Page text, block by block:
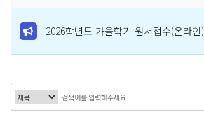
2026학년도 가을학기 원서접수(온라인)